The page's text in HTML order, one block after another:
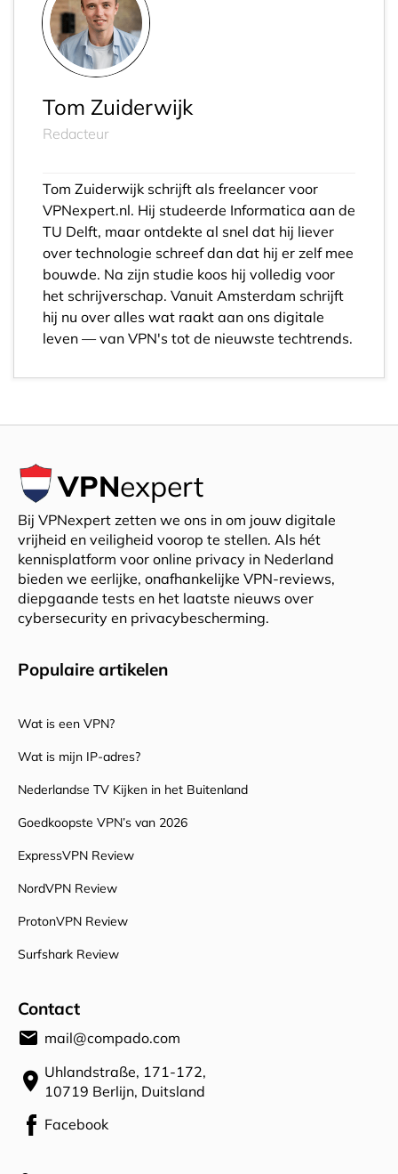
Tom Zuiderwijk
Redacteur
Tom Zuiderwijk schrijft als freelancer voor
VPNexpert.nl. Hij studeerde Informatica aan de
TU Delft, maar ontdekte al snel dat hij liever
over technologie schreef dan dat hij er zelf mee
bouwde. Na zijn studie koos hij volledig voor
het schrijverschap. Vanuit Amsterdam schrijft
hij nu over alles wat raakt aan ons digitale
leven — van VPN's tot de nieuwste techtrends.
VPNexpert
Bij VPNexpert zetten we ons in om jouw digitale
vrijheid en veiligheid voorop te stellen. Als hét
kennisplatform voor online privacy in Nederland
bieden we eerlijke, onafhankelijke VPN-reviews,
diepgaande tests en het laatste nieuws over
cybersecurity en privacybescherming.
Populaire artikelen
Wat is een VPN?
Wat is mijn IP-adres?
Nederlandse TV Kijken in het Buitenland
Goedkoopste VPN’s van 2026
ExpressVPN Review
NordVPN Review
ProtonVPN Review
Surfshark Review
Contact
email mail@compado.com
location_on Uhlandstraße, 171-172,
10719 Berlijn, Duitsland
Facebook